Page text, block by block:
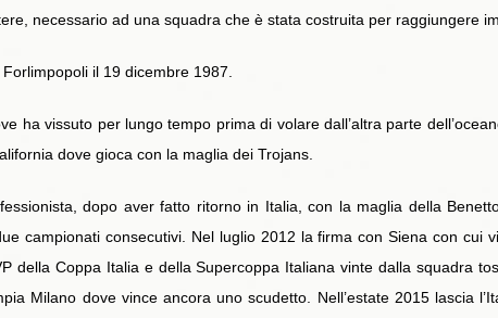
necessario ad una squadra che è stata costruita per raggiungere
il 19 dicembre 1987.
ha vissuto per lungo tempo prima di volare dall’altra parte
dove gioca con la maglia dei Trojans.
dopo aver fatto ritorno in Italia, con la maglia della
campionati consecutivi. Nel luglio 2012 la firma con Siena con cui
della Coppa Italia e della Supercoppa Italiana vinte dalla squadra
Milano dove vince ancora uno scudetto. Nell’estate 2015 lascia